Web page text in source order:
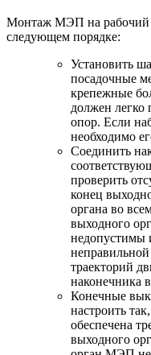
Монтаж МЭП на рабочий
следующем порядке:
Установить
посадочные
крепежные
должен легко
опор. Если
необходимо
Соединить
проверить
конец
органа во
выходного
недопустимы
траекторий
наконечника
Конечные
настроить
обеспечена
выходного